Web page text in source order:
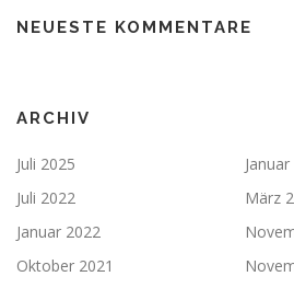
NEUESTE KOMMENTARE
ARCHIV
Juli 2025
Juli 2022
März
Januar 2022
Oktober 2021